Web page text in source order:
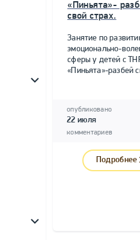
«Пиньята»-
свой страх.
Занятие по
эмоционально-
сферы у детей с
«Пиньята»-разбей
опубликовано
22 июля
комментариев
Подробнее